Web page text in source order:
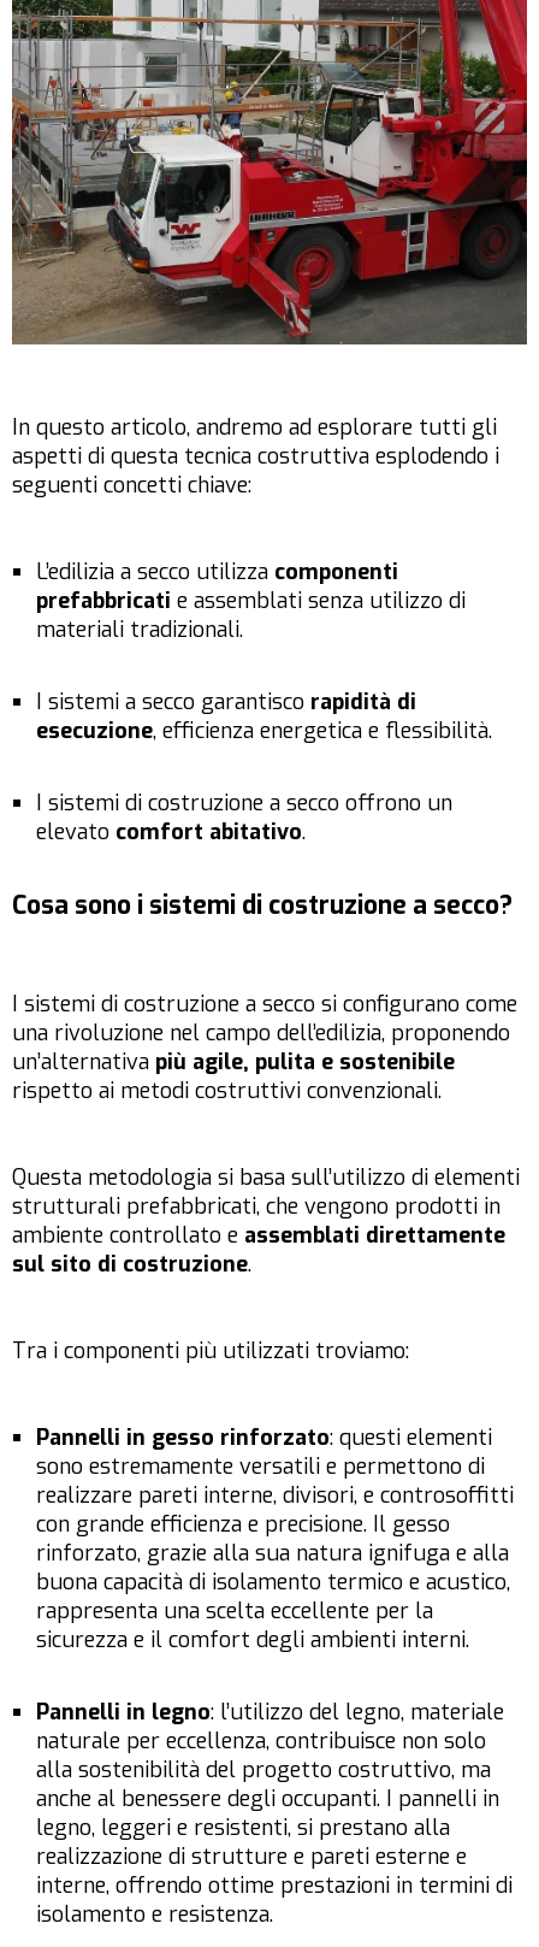
In questo articolo, andremo ad esplorare tutti gli
aspetti di questa tecnica costruttiva esplodendo i
seguenti concetti chiave:
L’edilizia a secco utilizza componenti
prefabbricati e assemblati senza utilizzo di
materiali tradizionali.
I sistemi a secco garantisco rapidità di
esecuzione, efficienza energetica e flessibilità.
I sistemi di costruzione a secco offrono un
elevato comfort abitativo.
Cosa sono i sistemi di costruzione a secco?
I sistemi di costruzione a secco si configurano come
una rivoluzione nel campo dell’edilizia, proponendo
un’alternativa più agile, pulita e sostenibile
rispetto ai metodi costruttivi convenzionali.
Questa metodologia si basa sull’utilizzo di elementi
strutturali prefabbricati, che vengono prodotti in
ambiente controllato e assemblati direttamente
sul sito di costruzione.
Tra i componenti più utilizzati troviamo:
Pannelli in gesso rinforzato: questi elementi
sono estremamente versatili e permettono di
realizzare pareti interne, divisori, e controsoffitti
con grande efficienza e precisione. Il gesso
rinforzato, grazie alla sua natura ignifuga e alla
buona capacità di isolamento termico e acustico,
rappresenta una scelta eccellente per la
sicurezza e il comfort degli ambienti interni.
Pannelli in legno: l’utilizzo del legno, materiale
naturale per eccellenza, contribuisce non solo
alla sostenibilità del progetto costruttivo, ma
anche al benessere degli occupanti. I pannelli in
legno, leggeri e resistenti, si prestano alla
realizzazione di strutture e pareti esterne e
interne, offrendo ottime prestazioni in termini di
isolamento e resistenza.